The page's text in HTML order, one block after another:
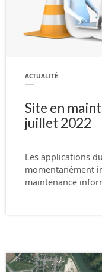
ACTUALITÉ
Site en
juillet 2022
Les applications
momentanément
maintenance